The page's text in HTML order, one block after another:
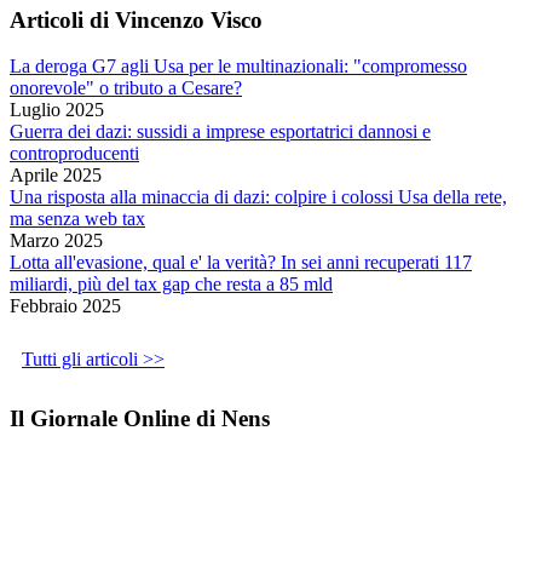
Articoli di Vincenzo Visco
La deroga G7 agli Usa per le multinazionali: "compromesso
onorevole" o tributo a Cesare?
Luglio 2025
Guerra dei dazi: sussidi a imprese esportatrici dannosi e
controproducenti
Aprile 2025
Una risposta alla minaccia di dazi: colpire i colossi Usa della rete,
ma senza web tax
Marzo 2025
Lotta all'evasione, qual e' la verità? In sei anni recuperati 117
miliardi, più del tax gap che resta a 85 mld
Febbraio 2025
Tutti gli articoli >>
Il Giornale Online di Nens